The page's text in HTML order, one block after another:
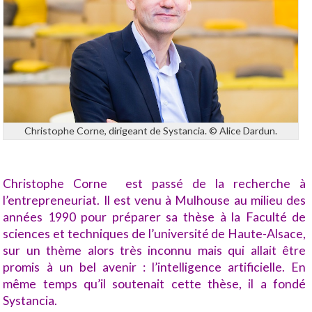
Christophe Corne, dirigeant de Systancia. © Alice Dardun.
Christophe Corne est passé de la recherche à
l’entrepreneuriat. Il est venu à Mulhouse au milieu des
années 1990 pour préparer sa thèse à la Faculté de
sciences et techniques de l’université de Haute-Alsace,
sur un thème alors très inconnu mais qui allait être
promis à un bel avenir : l’intelligence artificielle. En
même temps qu’il soutenait cette thèse, il a fondé
Systancia.